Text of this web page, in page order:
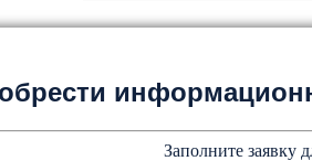
Заполните заявку